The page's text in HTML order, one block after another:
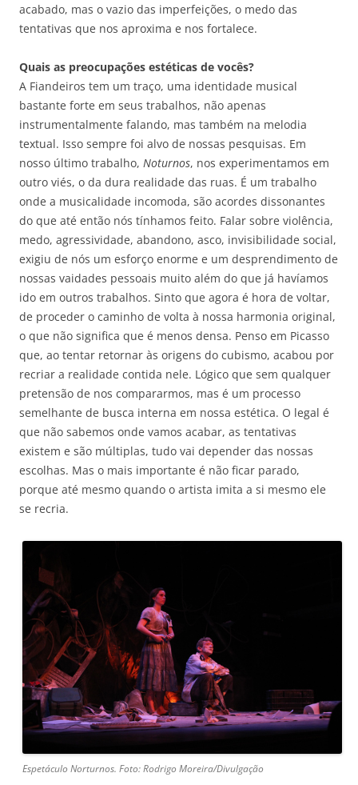
acabado, mas o vazio das imperfeições, o medo das
tentativas que nos aproxima e nos fortalece.
Quais as preocupações estéticas de vocês?
A Fiandeiros tem um traço, uma identidade musical
bastante forte em seus trabalhos, não apenas
instrumentalmente falando, mas também na melodia
textual. Isso sempre foi alvo de nossas pesquisas. Em
nosso último trabalho, Noturnos, nos experimentamos em
outro viés, o da dura realidade das ruas. É um trabalho
onde a musicalidade incomoda, são acordes dissonantes
do que até então nós tínhamos feito. Falar sobre violência,
medo, agressividade, abandono, asco, invisibilidade social,
exigiu de nós um esforço enorme e um desprendimento de
nossas vaidades pessoais muito além do que já havíamos
ido em outros trabalhos. Sinto que agora é hora de voltar,
de proceder o caminho de volta à nossa harmonia original,
o que não significa que é menos densa. Penso em Picasso
que, ao tentar retornar às origens do cubismo, acabou por
recriar a realidade contida nele. Lógico que sem qualquer
pretensão de nos compararmos, mas é um processo
semelhante de busca interna em nossa estética. O legal é
que não sabemos onde vamos acabar, as tentativas
existem e são múltiplas, tudo vai depender das nossas
escolhas. Mas o mais importante é não ficar parado,
porque até mesmo quando o artista imita a si mesmo ele
se recria.
Espetáculo Norturnos. Foto: Rodrigo Moreira/Divulgação